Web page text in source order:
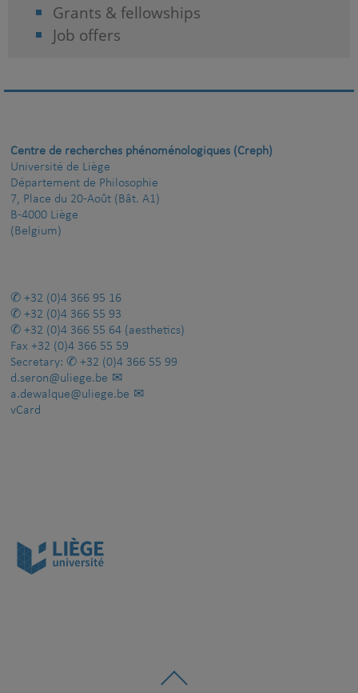
Grants & fellowships
Job offers
Centre de recherches phénoménologiques (Creph)
Université de Liège
Département de Philosophie
7, Place du 20-Août (Bât. A1)
B-4000 Liège
(Belgium)
+32 (0)4 366 95 16
+32 (0)4 366 55 93
+32 (0)4 366 55 64 (aesthetics)
Fax +32 (0)4 366 55 59
Secretary:
+32 (0)4 366 55 99
d.seron@uliege.be
a.dewalque@uliege.be
vCard